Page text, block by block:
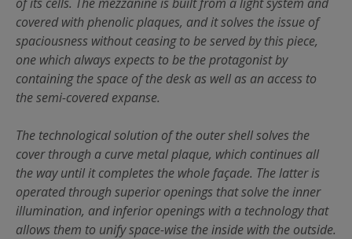
covered with phenolic plaques, and it solves the issue of
spaciousness without ceasing to be served by this piece,
one which always expects to be the protagonist by
containing the space of the desk as well as an access to
the semi-covered expanse.
The technological solution of the outer shell solves the
cover through a curve metal plaque, which continues all
the way until it completes the whole façade. The latter is
operated through superior openings that solve the inner
illumination, and inferior openings with a technology that
allows them to unify space-wise the inside with the outside.